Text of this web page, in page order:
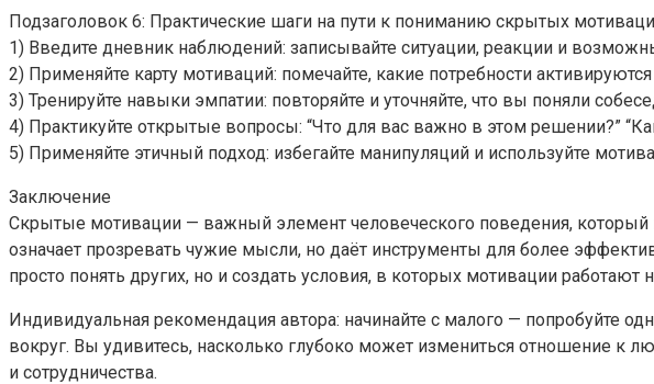
Подзаголовок 6: Практические шаги на пути к пониманию скрытых
1) Введите дневник наблюдений: записывайте ситуации, реакции и
2) Применяйте карту мотиваций: помечайте, какие потребности
3) Тренируйте навыки эмпатии: повторяйте и уточняйте, что вы поняли
4) Практикуйте открытые вопросы: “Что для вас важно в этом решении?”
5) Применяйте этичный подход: избегайте манипуляций и используйте
Заключение
Скрытые мотивации — важный элемент человеческого поведения, который
означает прозревать чужие мысли, но даёт инструменты для более
просто понять других, но и создать условия, в которых мотивации работают
Индивидуальная рекомендация автора: начинайте с малого — попробуйте
вокруг. Вы удивитесь, насколько глубоко может измениться отношение к
и сотрудничества.